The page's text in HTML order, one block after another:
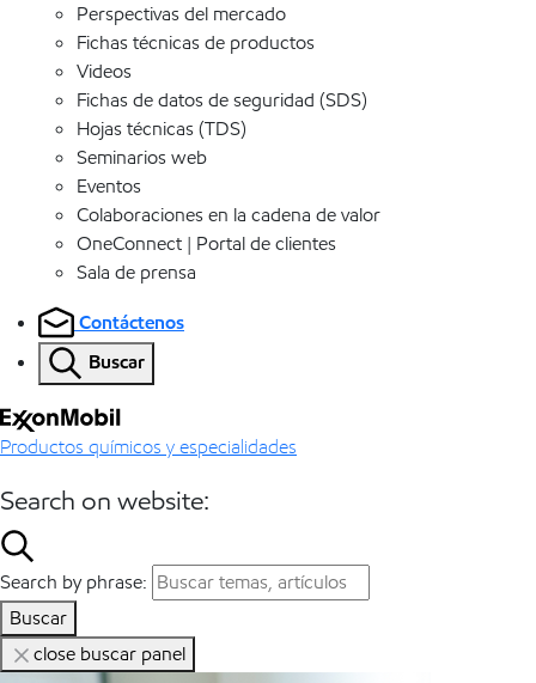
Perspectivas del mercado
Fichas técnicas de productos
Videos
Fichas de datos de seguridad (SDS)
Hojas técnicas (TDS)
Seminarios web
Eventos
Colaboraciones en la cadena de valor
OneConnect | Portal de clientes
Sala de prensa
Contáctenos
Buscar
Productos químicos y especialidades
Search on website:
Search by phrase:
Buscar
close buscar panel